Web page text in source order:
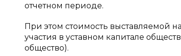
отчетном периоде.
При этом стоимость выставляемой
участия в уставном капитале
общество).